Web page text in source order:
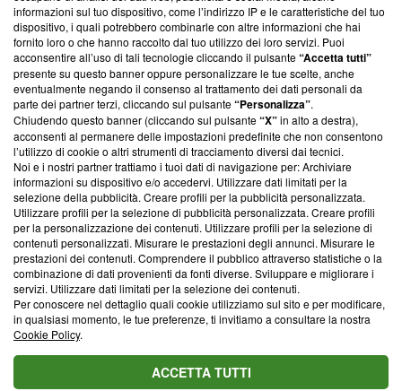
‘Trust Project - News with Integrity’Blasting News non è
ancora membro del programma, ma ha richiesto di farne
parte; Trust Project non ha ancora effettuato una verifica di
conformità agli standard.
Su di noi
Team editoriale
Corporate
Redazione
Informativa Privacy
Cookie Policy
Blasting SA, IDI CHE-247.845.224, Via Carlo Frasca, 3 - 6900
Lugano (Svizzera) Tel:+39 0690258937
© 2026 Blasting News
informazioni sul tuo dispositivo, come l’indirizzo IP e le caratteristiche del tuo
dispositivo, i quali potrebbero combinarle con altre informazioni che hai
fornito loro o che hanno raccolto dal tuo utilizzo dei loro servizi. Puoi
acconsentire all’uso di tali tecnologie cliccando il pulsante“Accetta tutti”
presente su questo banner oppure personalizzare le tue scelte, anche
eventualmente negando il consenso al trattamento dei dati personali da
parte dei partner terzi, cliccando sul pulsante“Personalizza”.
Chiudendo questo banner (cliccando sul pulsante“X”in alto a destra),
acconsenti al permanere delle impostazioni predefinite che non consentono
l’utilizzo di cookie o altri strumenti di tracciamento diversi dai tecnici.
Noi e i nostri partner trattiamo i tuoi dati di navigazione per: Archiviare
informazioni su dispositivo e/o accedervi. Utilizzare dati limitati per la
selezione della pubblicità. Creare profili per la pubblicità personalizzata.
Utilizzare profili per la selezione di pubblicità personalizzata. Creare profili
per la personalizzazione dei contenuti. Utilizzare profili per la selezione di
contenuti personalizzati. Misurare le prestazioni degli annunci. Misurare le
prestazioni dei contenuti. Comprendere il pubblico attraverso statistiche o la
combinazione di dati provenienti da fonti diverse. Sviluppare e migliorare i
servizi. Utilizzare dati limitati per la selezione dei contenuti.
Per conoscere nel dettaglio quali cookie utilizziamo sul sito e per modificare,
in qualsiasi momento, le tue preferenze, ti invitiamo a consultare la nostra
Cookie Policy.
ACCETTA TUTTI